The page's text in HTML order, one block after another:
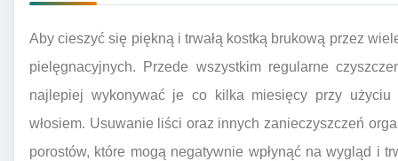
Aby cieszyć się piękną i trwałą kostką brukową przez
pielęgnacyjnych. Przede wszystkim regularne
najlepiej wykonywać je co kilka miesięcy przy
włosiem. Usuwanie liści oraz innych zanieczyszczeń
porostów, które mogą negatywnie wpłynąć na wygląd i